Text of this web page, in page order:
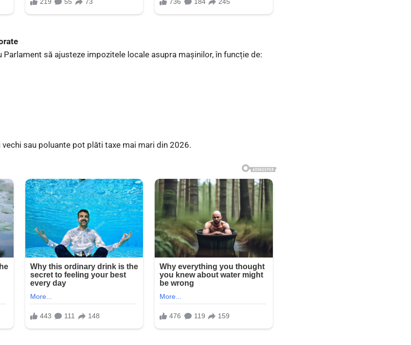
Parlament să ajusteze impozitele locale asupra mașinilor, în funcție de:
sau poluante pot plăti taxe mai mari din 2026.